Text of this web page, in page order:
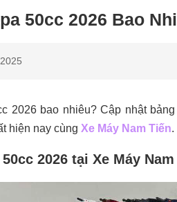
50cc 2026 Bao
2026 bao nhiêu? Cập nhật
hiện nay cùng Xe Máy Nam Tiến.
2026 tại Xe Máy